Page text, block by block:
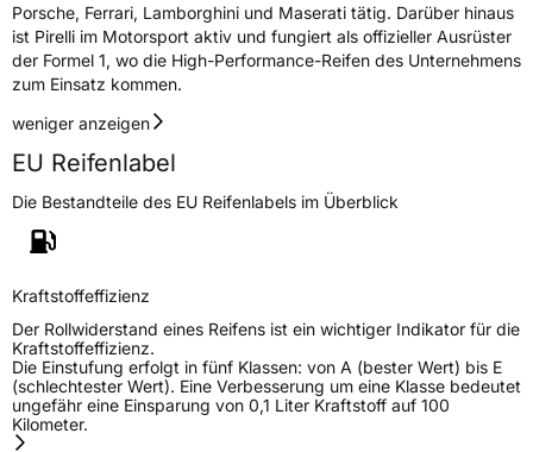
Porsche, Ferrari, Lamborghini und Maserati tätig. Darüber hinaus
ist Pirelli im Motorsport aktiv und fungiert als offizieller Ausrüster
der Formel 1, wo die High-Performance-Reifen des Unternehmens
zum Einsatz kommen.
weniger anzeigen
EU Reifenlabel
Die Bestandteile des EU Reifenlabels im Überblick
Kraftstoffeffizienz
Der Rollwiderstand eines Reifens ist ein wichtiger Indikator für die
Kraftstoffeffizienz.
Die Einstufung erfolgt in fünf Klassen: von A (bester Wert) bis E
(schlechtester Wert). Eine Verbesserung um eine Klasse bedeutet
ungefähr eine Einsparung von 0,1 Liter Kraftstoff auf 100
Kilometer.